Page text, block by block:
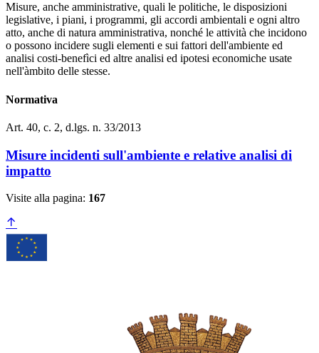
Misure, anche amministrative, quali le politiche, le disposizioni
legislative, i piani, i programmi, gli accordi ambientali e ogni altro
atto, anche di natura amministrativa, nonché le attività che incidono
o possono incidere sugli elementi e sui fattori dell'ambiente ed
analisi costi-benefìci ed altre analisi ed ipotesi economiche usate
nell'àmbito delle stesse.
Normativa
Art. 40, c. 2, d.lgs. n. 33/2013
Misure incidenti sull'ambiente e relative analisi di
impatto
Visite alla pagina: 167